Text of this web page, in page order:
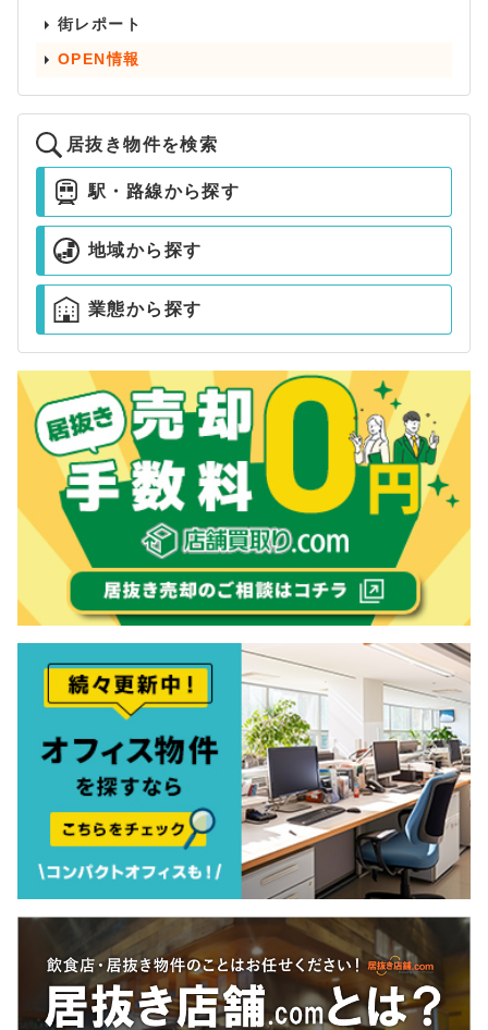
街レポート
OPEN情報
居抜き物件を検索
駅・路線から探す
地域から探す
業態から探す